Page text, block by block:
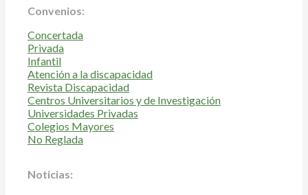
Convenios:
Concertada
Privada
Infantil
Atención a la discapacidad
Revista Discapacidad
Centros Universitarios y de Investigación
Universidades Privadas
Colegios Mayores
No Reglada
Noticias: